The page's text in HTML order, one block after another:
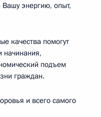
энергию, опыт,
качества помогут
начинания,
подъем
граждан.
и всего самого